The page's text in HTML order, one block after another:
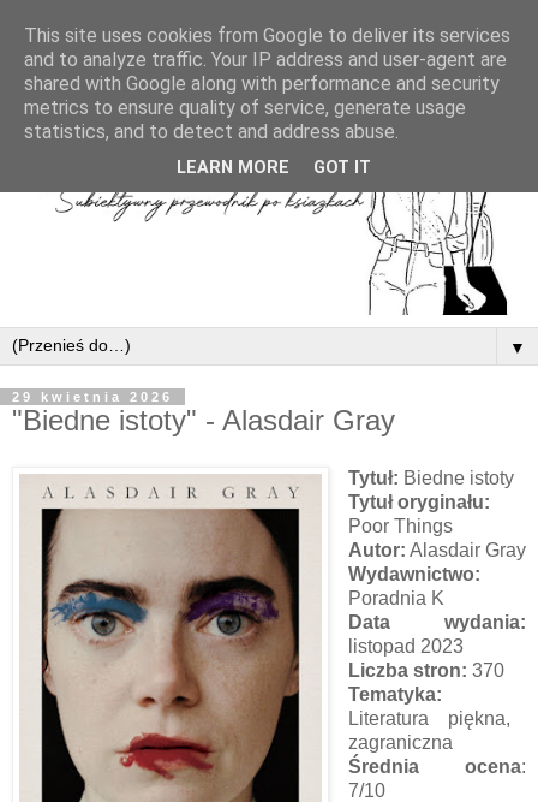
▼
29 kwietnia 2026
"Biedne istoty" - Alasdair Gray
Tytuł: Biedne istoty
Tytuł oryginału:
Poor Things
Autor: Alasdair Gray
Wydawnictwo:
Poradnia K
Data wydania:
listopad 2023
Liczba stron: 370
Tematyka:
Literatura piękna,
zagraniczna
Średnia ocena:
7/10
This site uses cookies from Google to deliver its services
and to analyze traffic. Your IP address and user-agent are
shared with Google along with performance and security
metrics to ensure quality of service, generate usage
statistics, and to detect and address abuse.
LEARN MORE GOT IT